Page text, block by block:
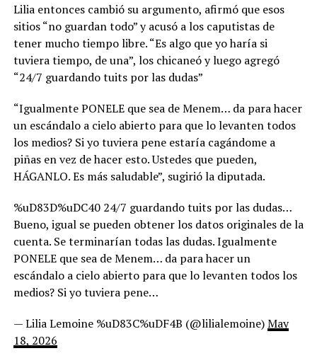
Lilia entonces cambió su argumento, afirmó que esos
sitios “no guardan todo” y acusó a los caputistas de
tener mucho tiempo libre. “Es algo que yo haría si
tuviera tiempo, de una”, los chicaneó y luego agregó
“24/7 guardando tuits por las dudas”
“Igualmente PONELE que sea de Menem… da para hacer
un escándalo a cielo abierto para que lo levanten todos
los medios? Si yo tuviera pene estaría cagándome a
piñas en vez de hacer esto. Ustedes que pueden,
HÁGANLO. Es más saludable”, sugirió la diputada.
%uD83D%uDC40 24/7 guardando tuits por las dudas…
Bueno, igual se pueden obtener los datos originales de la
cuenta. Se terminarían todas las dudas. Igualmente
PONELE que sea de Menem… da para hacer un
escándalo a cielo abierto para que lo levanten todos los
medios? Si yo tuviera pene…
— Lilia Lemoine %uD83C%uDF4B (@lilialemoine)May
18, 2026